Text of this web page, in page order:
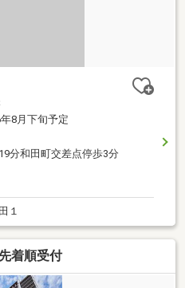
8月下旬予定
分和田町交差点停歩3分
１
着順受付